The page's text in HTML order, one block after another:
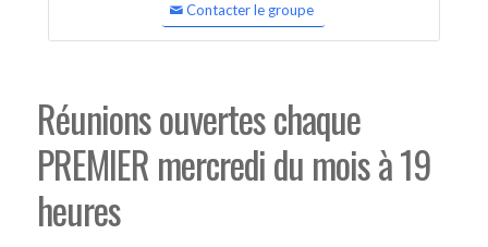
Contacter le groupe
Réunions ouvertes chaque
PREMIER mercredi du mois à 19
heures